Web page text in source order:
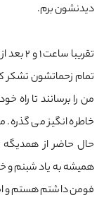
دیدنشون برم.
تقریبا
تمام زحماتشون
خاطره انگیز می
حال حاضر از همدیگه
همیشه به یاد شبنم و
فومن داشتم هستم و